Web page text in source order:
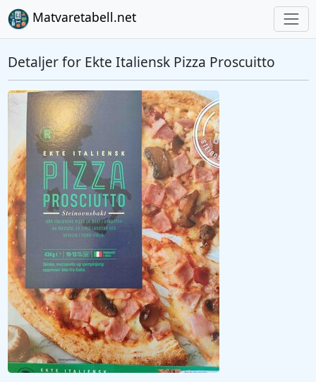
Matvaretabell.net
Detaljer for Ekte Italiensk Pizza Proscuitto